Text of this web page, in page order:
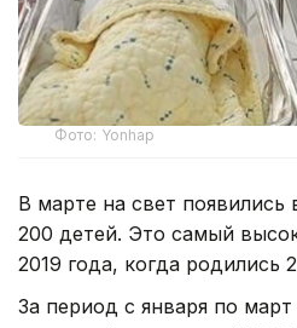
Фото: Yonhap
В марте на свет
200 детей. Это самый
2019 года, когда родились
За период с января по